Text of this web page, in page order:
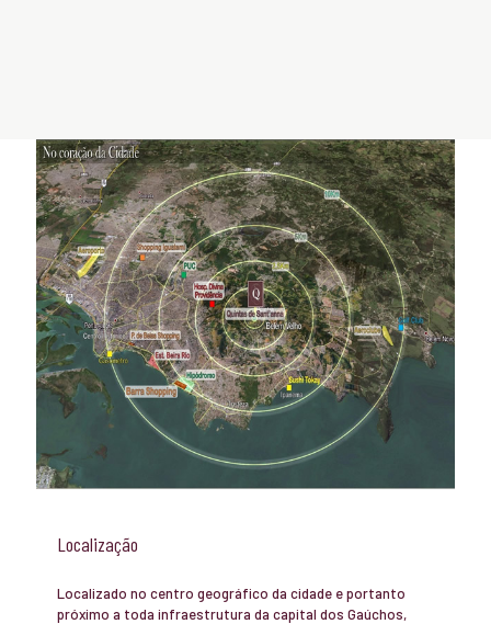
Localização
Localizado no centro geográfico da cidade e portanto
próximo a toda infraestrutura da capital dos Gaúchos,